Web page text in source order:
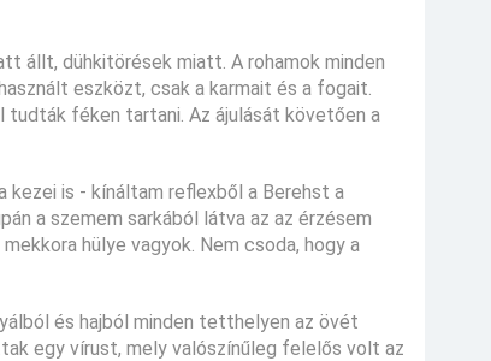
állt, dühkitörések miatt. A rohamok minden
eszközt, csak a karmait és a fogait.
tudták féken tartani. Az ájulását követően a
kezei is - kínáltam reflexből a Berehst a
a szemem sarkából látva az az érzésem
hülye vagyok. Nem csoda, hogy a
és hajból minden tetthelyen az övét
egy vírust, mely valószínűleg felelős volt az